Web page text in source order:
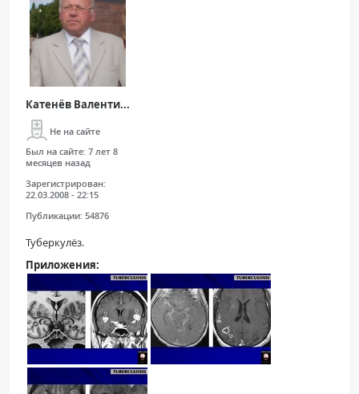
Катенёв Валенти...
Не на сайте
Был на сайте: 7 лет 8
месяцев назад
Зарегистрирован:
22.03.2008 - 22:15
Публикации: 54876
Туберкулёз.
Приложения: